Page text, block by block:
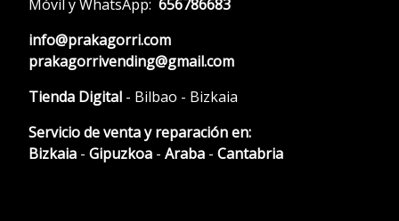
Móvil y WhatsApp: 656786683
info@prakagorri.com
prakagorrivending@gmail.com
Tienda Digital - Bilbao - Bizkaia
Servicio de venta y reparación en:
Bizkaia - Gipuzkoa - Araba - Cantabria